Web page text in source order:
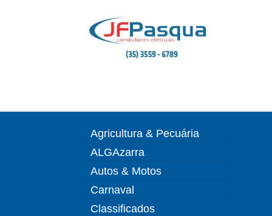
Agricultura & Pecuária
ALGAzarra
Autos & Motos
Carnaval
Classificados